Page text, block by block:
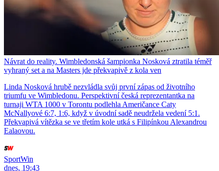
Návrat do reality. Wimbledonská šampionka Nosková ztratila téměř
vyhraný set a na Masters jde překvapivě z kola ven
Linda Nosková hrubě nezvládla svůj první zápas od životního
triumfu ve Wimbledonu. Perspektivní česká reprezentantka na
turnaji WTA 1000 v Torontu podlehla Američance Caty
McNallyové 6:7, 1:6, když v úvodní sadě neudržela vedení 5:1.
Překvapivá vítězka se ve třetím kole utká s Filipínkou Alexandrou
Ealaovou.
SportWin
dnes, 19:43